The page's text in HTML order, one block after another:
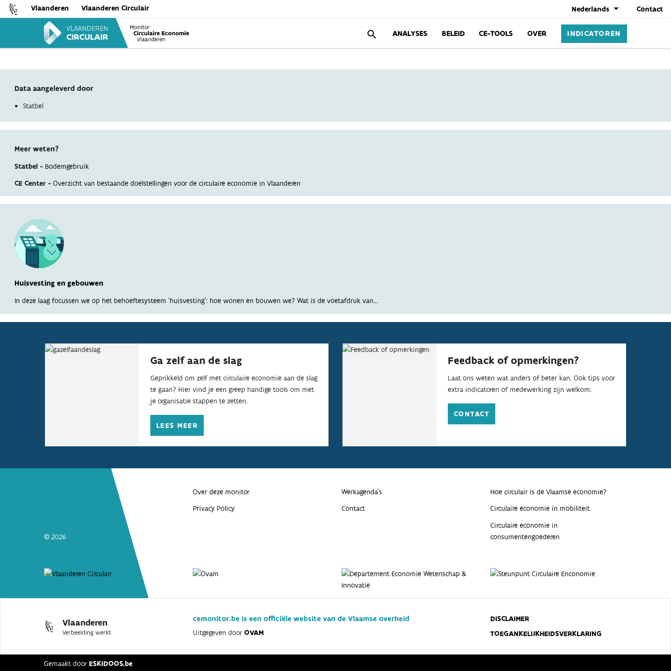
Skip
to
Vlaanderen Vlaanderen Circulair Nederlands Contact
ANALYSES BELEID CE-TOOLS OVER INDICATOREN
Data aangeleverd door
Statbel
Meer weten?
Statbel - Bodemgebruik
CE Center - Overzicht van bestaande doelstellingen voor de circulaire economie in Vlaanderen
Huisvesting en gebouwen
In deze laag focussen we op het behoeftesysteem ‘huisvesting’: hoe wonen en bouwen we? Wat is de voetafdruk van...
Ga zelf aan de slag
Geprikkeld om zelf met circulaire economie aan de slag
te gaan? Hier vind je een greep handige tools om met
je organisatie stappen te zetten.
LEES MEER
Feedback of opmerkingen?
Laat ons weten wat anders of beter kan. Ook tips voor
extra indicatoren of medewerking zijn welkom.
CONTACT
© 2026
Over deze monitor
Privacy Policy
Werkagenda’s
Contact
Hoe circulair is de Vlaamse economie?
Circulaire economie in mobiliteit
Circulaire economie in
consumentengoederen
Vlaanderen
Verbeelding werkt
cemonitor.be is een officiële website van de Vlaamse overheid
Uitgegeven door OVAM
DISCLAIMER
TOEGANKELIJKHEIDSVERKLARING
Gemaakt door ESKIDOOS.be